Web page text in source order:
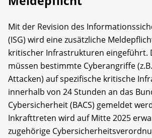
Mit der Revision des
(ISG) wird eine zusätzliche
kritischer Infrastrukturen eingeführt.
müssen bestimmte Cyberangriffe
Attacken) auf spezifische kritische
innerhalb von 24 Stunden an das
Cybersicherheit (BACS) gemeldet
Inkrafttreten wird auf Mitte 2025
zugehörige